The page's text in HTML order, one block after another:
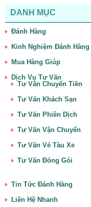
DANH MỤC
Đánh Hàng
Kinh Nghiệm Đánh Hàng
Mua Hàng Giúp
Dịch Vụ Tư Vấn
Tư Vấn Chuyển Tiền
Tư Vấn Khách Sạn
Tư Vấn Phiên Dịch
Tư Vấn Vận Chuyển
Tư Vấn Vé Tàu Xe
Tư Vấn Đóng Gói
Tin Tức Đánh Hàng
Liên Hệ Nhanh